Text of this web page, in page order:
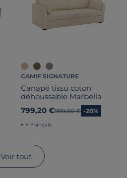
CAMIF SIGNATURE
Canapé tissu coton
déhoussable Marbella
799,20 €Ancien prix
999,00 € -20%
Français
Voir tout